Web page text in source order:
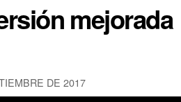
mejorada
DE 2017